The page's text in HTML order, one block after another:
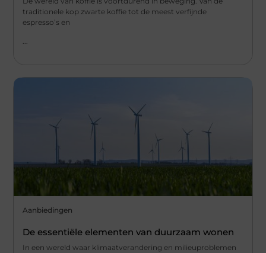
traditionele kop zwarte koffie tot de meest verfijnde
espresso’s en
...
Aanbiedingen
De essentiële elementen van duurzaam wonen
In een wereld waar klimaatverandering en milieuproblemen